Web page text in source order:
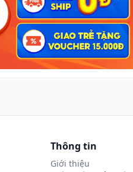
Thông tin
Giới thiệu